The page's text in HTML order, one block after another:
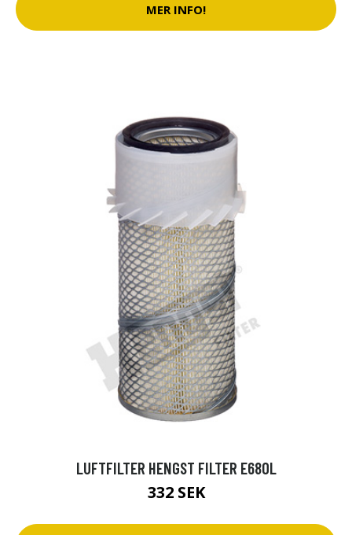
MER INFO!
LUFTFILTER HENGST FILTER E680L
332 SEK